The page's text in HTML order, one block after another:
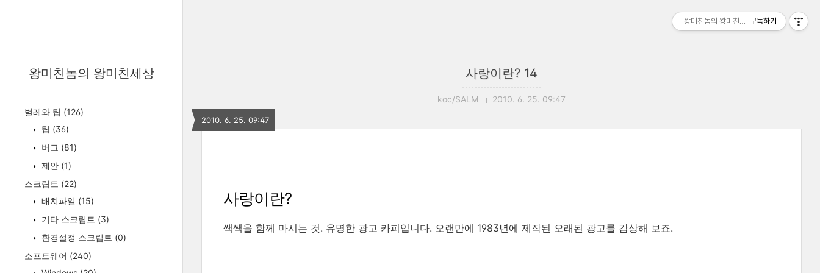
왕미친놈의 왕미친세상
벌레와 팁 (126)
팁 (36)
버그 (81)
제안 (1)
스크립트 (22)
배치파일 (15)
기타 스크립트 (3)
환경설정 스크립트 (0)
소프트웨어 (240)
사랑이란? 14
koc/SALM 2010. 6. 25. 09:47
2010. 6. 25. 09:47
사랑이란?
쌕쌕을 함께 마시는 것. 유명한 광고 카피입니다. 오랜만에 1983년에 제작된 오래된 광고를 감상해 보죠.
왕미친놈의 왕미친세상구독하기